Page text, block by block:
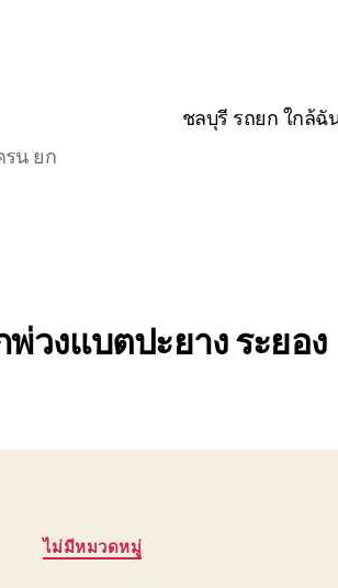
รน ยก
ชลบุรี รถยก ใกล้ฉั
พ่วงแบตปะยาง ระยอง
Categories
ไม่มีหมวดหมู่